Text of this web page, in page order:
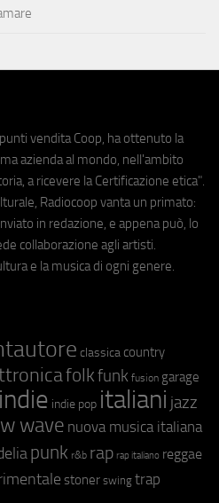
vendita Coop, ha ottenuto la
azienda al mondo, nell'ambito
a ricevere la Certificazione etica".
Radiocoop vanta un primato:
in redazione, e appena può, lo
collaborazione agli artisti.
e la musica di ogni genere.
classica country
folkfunk fusion garage
indie indie pop italiani jazz
wave nuova musica italiana
punk r&b rap rap italiano reggae
stoner swing trap